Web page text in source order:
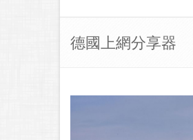
德國上網分享器